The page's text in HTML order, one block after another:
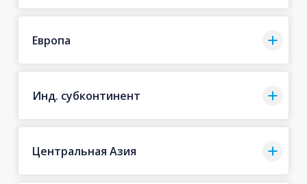
Европа
Инд. субконтинент
Центральная Азия